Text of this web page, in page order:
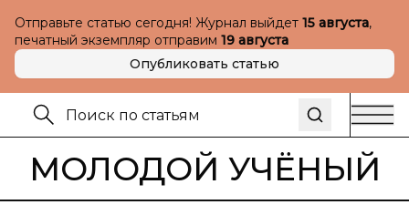
Отправьте статью сегодня! Журнал выйдет 15 августа,
печатный экземпляр отправим 19 августа
Опубликовать статью
МОЛОДОЙ УЧЁНЫЙ